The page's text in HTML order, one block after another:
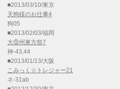
■2013/03/10/東京
天狗様のお仕事4
狗05
■2013/02/03/福岡
大⑨州東方祭7
神-43,44
■2013/01/13/大阪
こみっく☆トレジャー21
ネ-31ab